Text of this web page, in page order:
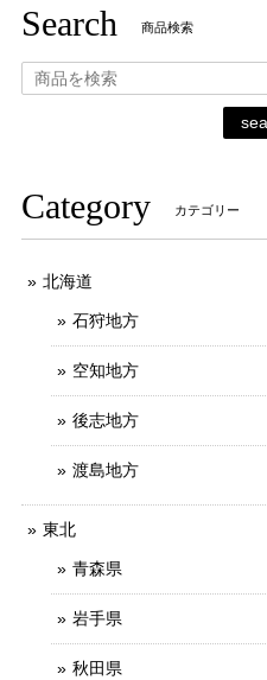
Search 商品検索
Category カテゴリー
北海道
石狩地方
空知地方
後志地方
渡島地方
東北
青森県
岩手県
秋田県